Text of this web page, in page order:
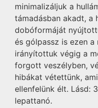
minimalizáljuk a
támadásban akadt, a
dobóformáját
és gólpassz is ezen
irányítottuk végig a
forgott veszélyben,
hibákat vétettünk,
ellenfelünk élt. Lásd:
lepattanó.